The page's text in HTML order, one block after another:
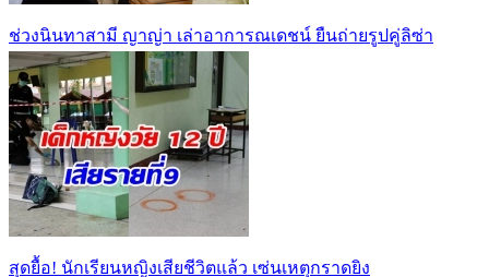
ช่วงนินทาสามี ญาญ่า เล่าอาการณเดชน์ ยืนถ่ายรูปคู่ลิซ่า
สุดยื้อ! นักเรียนหญิงเสียชีวิตแล้ว เซ่นเหตุกราดยิง